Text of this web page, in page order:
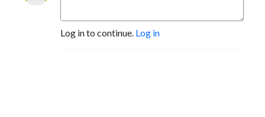
Log in to continue. Log in